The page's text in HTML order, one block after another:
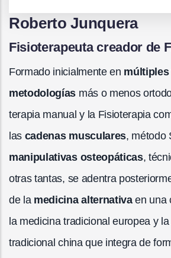
Roberto Junquera
Fisioterapeuta creador de
Formado inicialmente en
metodologías más o menos
terapia manual y la Fisioterapia
las cadenas musculares, método
manipulativas osteopáticas,
otras tantas, se adentra
de la medicina alternativaen una
la medicina tradicional europea y
tradicional china que integra de